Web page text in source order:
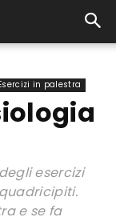
in palestra
esercizi
e se fa